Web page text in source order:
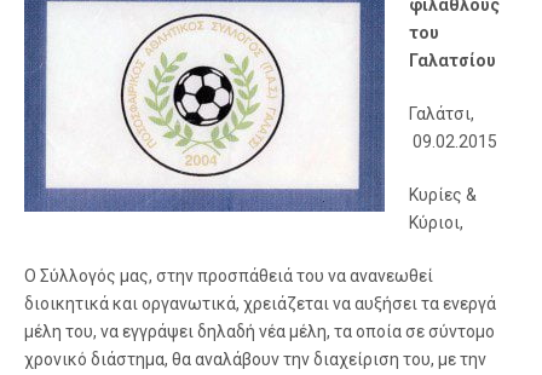
φιλάθλους
του
Γαλατσίου
Γαλάτσι,
09.02.2015
Κυρίες &
Κύριοι,
Ο Σύλλογός μας, στην προσπάθειά του να ανανεωθεί
διοικητικά και οργανωτικά, χρειάζεται να αυξήσει τα ενεργά
μέλη του, να εγγράψει δηλαδή νέα μέλη, τα οποία σε σύντομο
χρονικό διάστημα, θα αναλάβουν την διαχείριση του, με την